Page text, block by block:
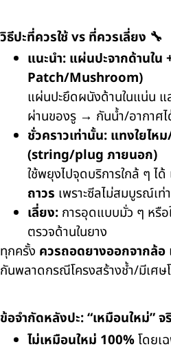
วิธีปะที่ควรใช้ vs ที่ควรเลี่ยง 🔧
แนะนำ: แผ่นปะจากด้านใน
Patch/Mushroom)
แผ่นปะยึดผนังด้านในแน่น แ
ผ่านของรู → กันน้ำ/อากาศ
ชั่วคราวเท่านั้น: แทงใยไห
(string/plug ภายนอก)
ใช้พยุงไปจุดบริการใกล้ ๆ ไ
ถาวร เพราะซีลไม่สมบูรณ์เ
เลี่ยง: การอุดแบบมั่ว ๆ หรือ
ตรวจด้านในยาง
ทุกครั้ง ควรถอดยางออกจากล้อ
กันพลาดกรณีโครงสร้างช้ำ/มีเศษ
ข้อจำกัดหลังปะ: “เหมือนใหม่”
ไม่เหมือนใหม่ 100%โดยเ